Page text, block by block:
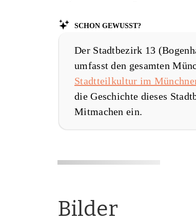
Schon gewusst?
Der Stadtbezirk 13
umfasst den gesamten
Stadtteilkultur im
die Geschichte dieses
Mitmachen ein.
Bilder